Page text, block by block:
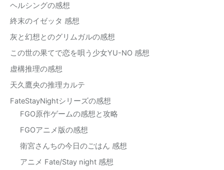
ヘルシングの感想
終末のイゼッタ 感想
灰と幻想とのグリムガルの感想
この世の果てで恋を唄う少女YU-NO 感想
虚構推理の感想
天久鷹央の推理カルテ
FateStayNightシリーズの感想
FGO原作ゲームの感想と攻略
FGOアニメ版の感想
衛宮さんちの今日のごはん 感想
アニメ Fate/Stay night 感想